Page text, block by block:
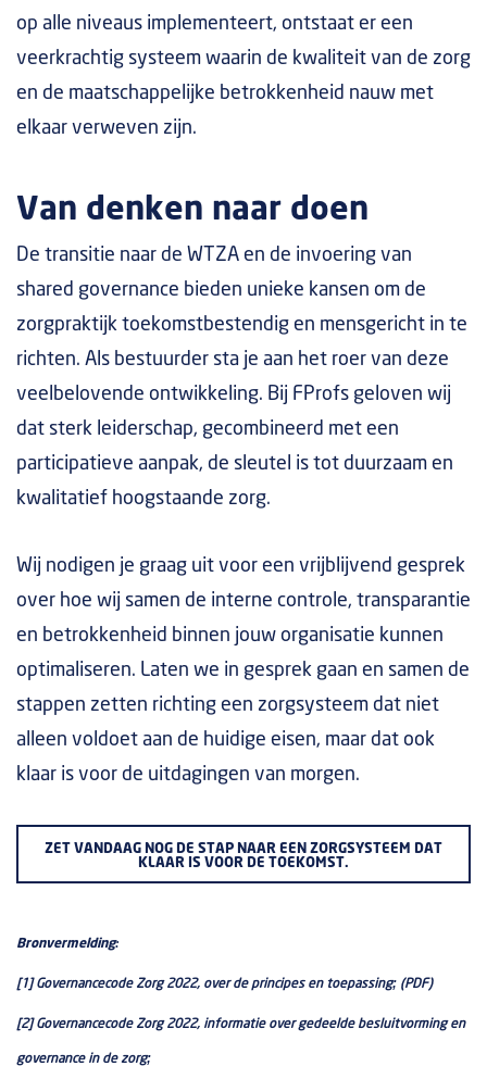
op alle niveaus implementeert, ontstaat er een
veerkrachtig systeem waarin de kwaliteit van de zorg
en de maatschappelijke betrokkenheid nauw met
elkaar verweven zijn.
Van denken naar doen
De transitie naar de WTZA en de invoering van
shared governance bieden unieke kansen om de
zorgpraktijk toekomstbestendig en mensgericht in te
richten. Als bestuurder sta je aan het roer van deze
veelbelovende ontwikkeling. Bij FProfs geloven wij
dat sterk leiderschap, gecombineerd met een
participatieve aanpak, de sleutel is tot duurzaam en
kwalitatief hoogstaande zorg.
Wij nodigen je graag uit voor een vrijblijvend gesprek
over hoe wij samen de interne controle, transparantie
en betrokkenheid binnen jouw organisatie kunnen
optimaliseren. Laten we in gesprek gaan en samen de
stappen zetten richting een zorgsysteem dat niet
alleen voldoet aan de huidige eisen, maar dat ook
klaar is voor de uitdagingen van morgen.
ZET VANDAAG NOG DE STAP NAAR EEN ZORGSYSTEEM DAT
KLAAR IS VOOR DE TOEKOMST.
Bronvermelding:
[1] Governancecode Zorg 2022, over de principes en toepassing; (PDF)
[2] Governancecode Zorg 2022, informatie over gedeelde besluitvorming en
governance in de zorg;